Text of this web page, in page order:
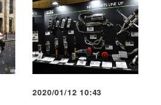
2020/01/12 10:43